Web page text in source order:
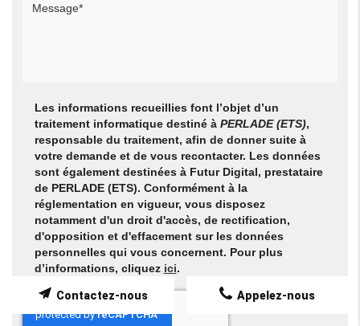
Les informations recueillies font l’objet d’un
traitement informatique destiné àPERLADE (ETS),
responsable du traitement, afin de donner suite à
votre demande et de vous recontacter. Les données
sont également destinées à Futur Digital, prestataire
de PERLADE (ETS). Conformément à la
réglementation en vigueur, vous disposez
notamment d'un droit d'accès, de rectification,
d'opposition et d'effacement sur les données
personnelles qui vous concernent. Pour plus
d’informations, cliquez ici.
Appelez-nous
Contactez-nous